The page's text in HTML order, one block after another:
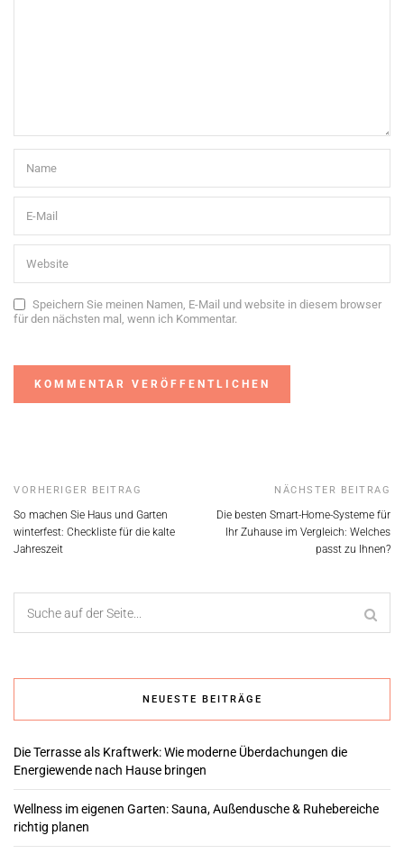
Speichern Sie meinen Namen, E-Mail und website in diesem browser
für den nächsten mal, wenn ich Kommentar.
VORHERIGER BEITRAG
So machen Sie Haus und Garten
winterfest: Checkliste für die kalte
Jahreszeit
NÄCHSTER BEITRAG
Die besten Smart-Home-Systeme für
Ihr Zuhause im Vergleich: Welches
passt zu Ihnen?
NEUESTE BEITRÄGE
Die Terrasse als Kraftwerk: Wie moderne Überdachungen die
Energiewende nach Hause bringen
Wellness im eigenen Garten: Sauna, Außendusche & Ruhebereiche
richtig planen